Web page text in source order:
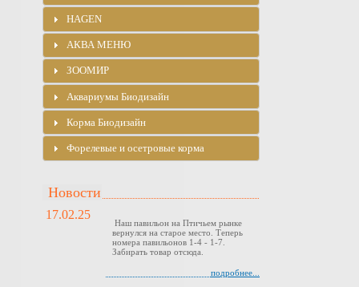
HAGEN
АКВА МЕНЮ
ЗООМИР
Аквариумы Биодизайн
Корма Биодизайн
Форелевые и осетровые корма
Новости
17.02.25
Наш павильон на Птичьем рынке
вернулся на старое место. Теперь
номера павильонов 1-4 - 1-7.
Забирать товар отсюда.
подробнее...